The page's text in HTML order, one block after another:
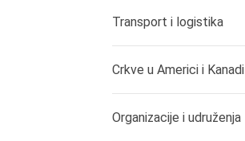
Transport i logistika
Crkve u Americi i Kanadi
Organizacije i udruženja